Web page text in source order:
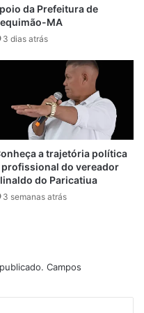
comemorou
Segundo ele, a
grande avanço
é pra menos.
de entrada da
região repleta de
como sendo
os municípios
e culturais
é motivo de
da Prefeitura de
MA
3 dias atrás
a trajetória política
profissional do vereador
do Paricatiua
3 semanas atrás
Campos